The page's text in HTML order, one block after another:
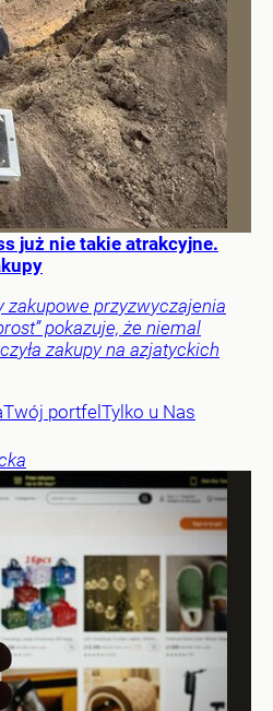
już nie takie atrakcyjne.
zakupowe przyzwyczajenia
pokazuje, że niemal
zakupy na azjatyckich
Twój portfelTylko u Nas